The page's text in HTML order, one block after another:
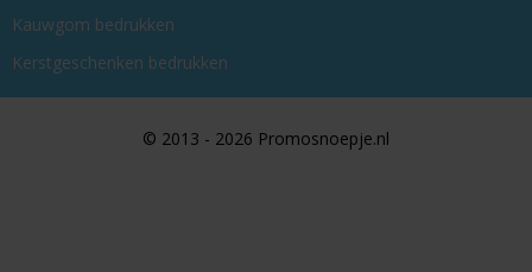
Kauwgom bedrukken
Kerstgeschenken bedrukken
© 2013 - 2026 Promosnoepje.nl